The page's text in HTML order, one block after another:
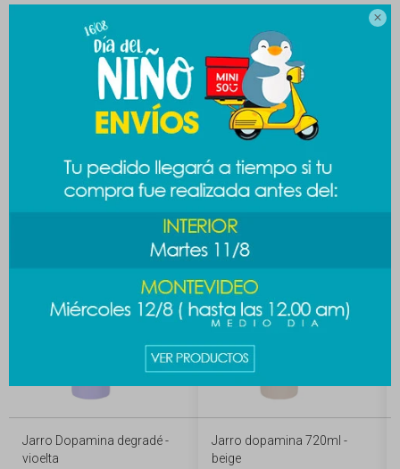

CAMBIOS Y DEVOLUCIONES
MEDIOS DE PAGO
Productos que te pueden interesar
Jarro Dopamina degradé -
vioelta
Jarro dopamina 720ml -
beige